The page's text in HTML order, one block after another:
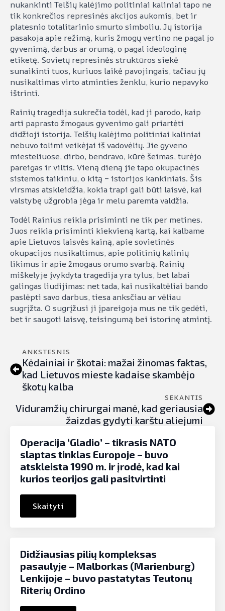
nukankinti Telšių kalėjimo politiniai kaliniai tapo ne
tik konkrečios represinės akcijos aukomis, bet ir
platesnio totalitarinio smurto simboliu. Jų istorija
pasakoja apie režimą, kuris žmogų vertino ne pagal jo
gyvenimą, darbus ar orumą, o pagal ideologinę
etiketę. Sovietų represinės struktūros siekė
sunaikinti tuos, kuriuos laikė pavojingais, tačiau jų
nusikaltimas virto atminties ženklu, kurio nepavyko
ištrinti.
Rainių tragedija sukrečia todėl, kad ji parodo, kaip
arti paprasto žmogaus gyvenimo gali priartėti
didžioji istorija. Telšių kalėjimo politiniai kaliniai
nebuvo tolimi veikėjai iš vadovėlių. Jie gyveno
miesteliuose, dirbo, bendravo, kūrė šeimas, turėjo
pareigas ir viltis. Vieną dieną jie tapo okupacinės
sistemos taikiniu, o kitą – istorijos kankiniais. Šis
virsmas atskleidžia, kokia trapi gali būti laisvė, kai
valstybę užgrobia jėga ir melu paremta valdžia.
Todėl Rainius reikia prisiminti ne tik per metines.
Juos reikia prisiminti kiekvieną kartą, kai kalbame
apie Lietuvos laisvės kainą, apie sovietinės
okupacijos nusikaltimus, apie politinių kalinių
likimus ir apie žmogaus orumo svarbą. Rainių
miškelyje įvykdyta tragedija yra tylus, bet labai
galingas liudijimas: net tada, kai nusikaltėliai bando
paslėpti savo darbus, tiesa anksčiau ar vėliau
sugrįžta. O sugrįžusi ji įpareigoja mus ne tik gedėti,
bet ir saugoti laisvę, teisingumą bei istorinę atmintį.
ANKSTESNIS
Kėdainiai ir škotai: mažai žinomas faktas,
kad Lietuvos mieste kadaise skambėjo
škotų kalba
SEKANTIS
Viduramžių chirurgai manė, kad geriausia
žaizdas gydyti karštu aliejumi
Operacija ‘Gladio’ – tikrasis NATO
slaptas tinklas Europoje – buvo
atskleista 1990 m. ir įrodė, kad kai
kurios teorijos gali pasitvirtinti
Skaityti
Didžiausias pilių kompleksas
pasaulyje – Malborkas (Marienburg)
Lenkijoje – buvo pastatytas Teutonų
Riterių Ordino